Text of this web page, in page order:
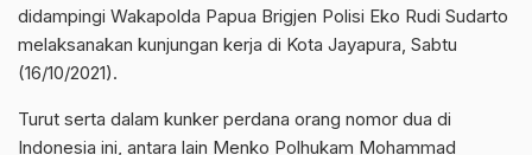
didampingi Wakapolda Papua Brigjen Polisi Eko Rudi Sudarto
melaksanakan kunjungan kerja di Kota Jayapura, Sabtu
(16/10/2021).
Turut serta dalam kunker perdana orang nomor dua di
Indonesia ini, antara lain Menko Polhukam Mohammad